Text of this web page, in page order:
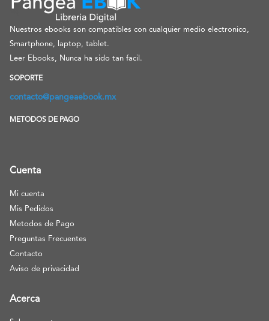
Nuestros ebooks son compatibles con cualquier medio electronico,
Smartphone, laptop, tablet.
Leer Ebooks, Nunca ha sido tan facil.
SOPORTE
contacto@pangeaebook.mx
METODOS DE PAGO
Cuenta
Mi cuenta
Mis Pedidos
Metodos de Pago
Preguntas Frecuentes
Contacto
Aviso de privacidad
Acerca